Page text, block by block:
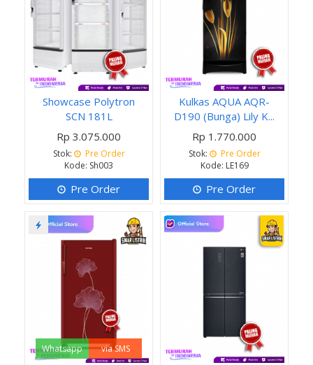
Showcase Polytron
SCN 181L
Rp 3.075.000
Stok:
Pre Order
Kode: Sh003
Pre Order
Kulkas AQUA AQR-
D190 (Bunga) Lily K...
Rp 1.770.000
Stok:
Pre Order
Kode: LE169
Pre Order
Whatsapp via SMS